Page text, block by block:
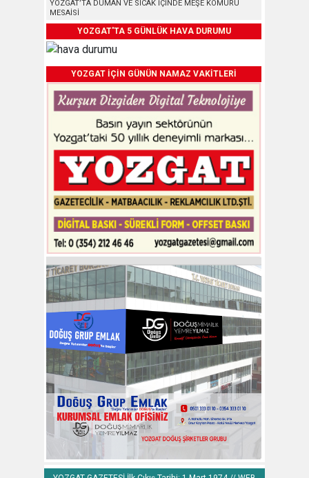
YOZGAT’TA DUMAN VE SICAK İÇİNDE MEŞE KÖMÜRÜ
MESAİSİ
YOZGAT'TA 5 GÜNLÜK HAVA DURUMU
YOZGAT İÇİN GÜNÜN NAMAZ VAKİTLERİ